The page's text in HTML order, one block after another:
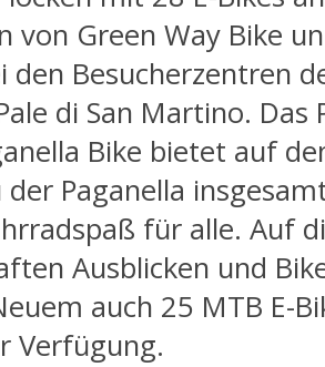
von Green Way Bike
den Besucherzentren
di San Martino. Das
Bike bietet auf
Paganella
für alle. Auf
Ausblicken und
auch 25 MTB E-
Verfügung.